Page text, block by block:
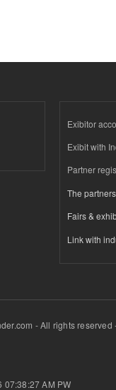
Exibitor
Exibit with
Partner
The
Fairs &
Link with
- All rights reserved
07:38:27 AM PW